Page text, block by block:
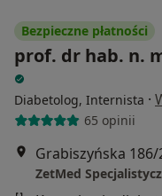
Bezpieczne płatności
prof. dr hab. n.
Diabetolog, Internista ·
65 opinii
Grabiszyńska
ZetMed